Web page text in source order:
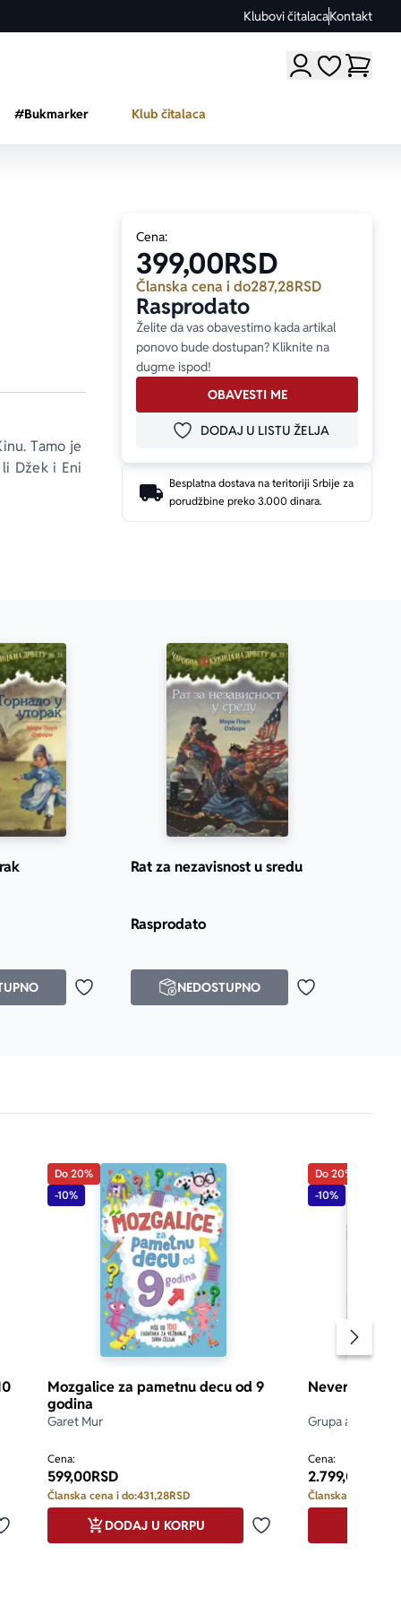
Klubovi čitalacaKontakt
Moji omiljeni
#Bukmarker Klub čitalaca
Tamo je
Džek i Eni
Cena:
399,00RSD
Članska cena i do287,28RSD
Rasprodato
Želite da vas obavestimo kada artikal
ponovo bude dostupan? Kliknite na
dugme ispod!
OBAVESTI ME
DODAJ U OMILJENE
DODAJ U LISTU ŽELJA
Besplatna dostava na teritoriji Srbije za
porudžbine preko 3.000 dinara.
Dodaj u omiljene
Rat za nezavisnost u sredu
Rasprodato
Dodaj u
NEDOSTUPNO
Dodaj u omiljene
Do 20%
-10%
Mozgalice za pametnu decu od 9
godina
Garet Mur
Cena:
599,00RSD
Članska cena i do:431,28RSD
Dodaj u omiljene
DODAJ U KORPU
Do 20%
-10%
Neverovatan
Grupa autora
Cena:
2.799,00
Članska cena i do: